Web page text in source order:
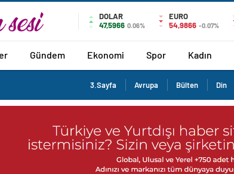
DOLAR
47,5966 0.06%
EURO
54,9866 -0.07%
Gündem Ekonomi Spor Kadın
3.Sayfa Avrupa Bülten Din